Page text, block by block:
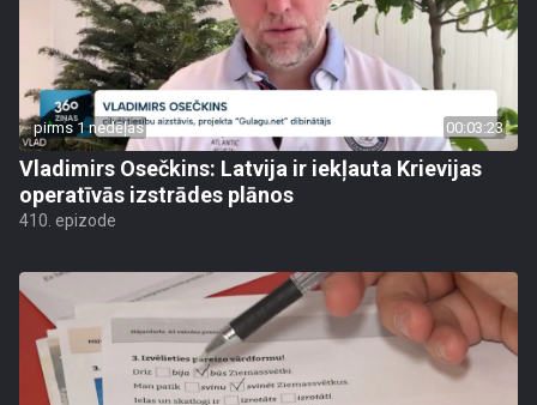
pirms 1 nedēļas 00:03:23
Vladimirs Osečkins: Latvija ir iekļauta Krievijas
operatīvās izstrādes plānos
410. epizode